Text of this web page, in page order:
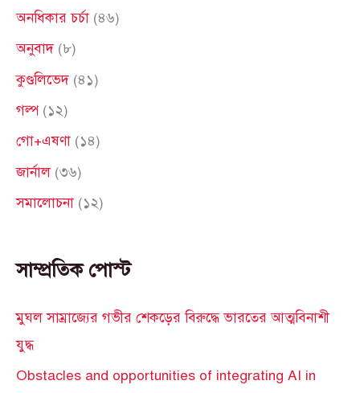
c
o
:
অনধিকার চর্চা (৪৬)
অনুবাদ(৮)
কুণ্ডলিভেদ(৪১)
গল্প(১২)
গো+এষণা (১৪)
জার্নাল (৩৬)
সমালোচনা (১২)
সাম্প্রতিক পোস্ট
মুঘল সাম্রাজ্যের গভীর শেকড়ের বিরুদ্ধে ভারতের আত্মবিনাশী
যুদ্ধ
Obstacles and opportunities of integrating AI in